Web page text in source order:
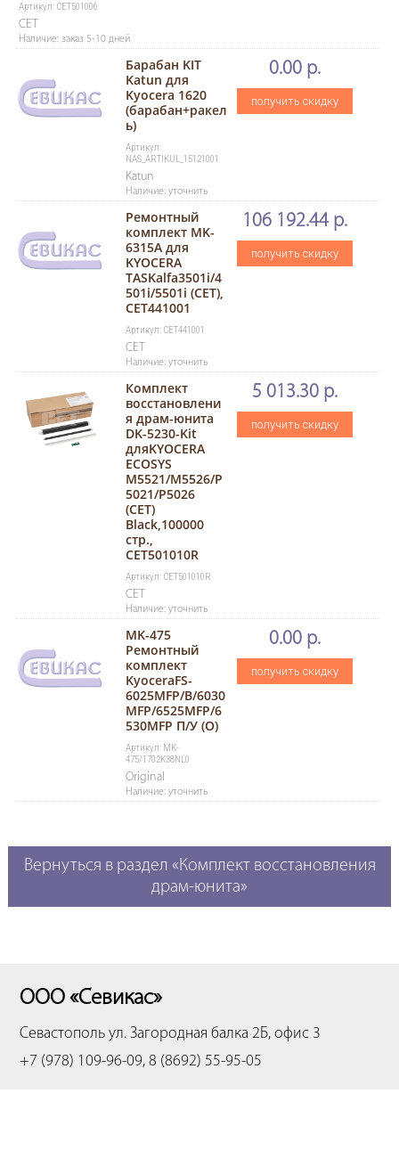
Артикул: CET501006
CET
Наличие: заказ 5-10 дней
Барабан KIT
Katun для
Kyocera 1620
(барабан+ракел
ь)
Артикул:
NAS_ARTIKUL_15121001
Katun
Наличие: уточнить
0.00 р.
получить скидку
Ремонтный
комплект MK-
6315A для
KYOCERA
TASKalfa3501i/4
501i/5501i (CET),
CET441001
Артикул: CET441001
CET
Наличие: уточнить
106 192.44 р.
получить скидку
Комплект
восстановлени
я драм-юнита
DK-5230-Kit
дляKYOCERA
ECOSYS
M5521/M5526/P
5021/P5026
(CET)
Black,100000
стр.,
CET501010R
Артикул: CET501010R
CET
Наличие: уточнить
5 013.30 р.
получить скидку
MK-475
Ремонтный
комплект
KyoceraFS-
6025MFP/B/6030
MFP/6525MFP/6
530MFP П/У (O)
Артикул: MK-
475/1702K38NL0
Original
Наличие: уточнить
0.00 р.
получить скидку
Вернуться в раздел «Комплект восстановления
драм-юнита»
ООО «Севикас»
Севастополь ул. Загородная балка 2Б, офис 3
+7 (978) 109-96-09, 8 (8692) 55-95-05